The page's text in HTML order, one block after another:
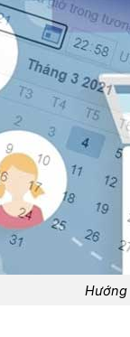
Hướng